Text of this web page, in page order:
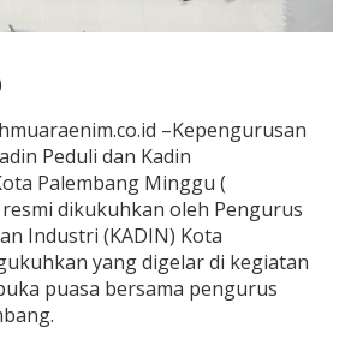
–Kepengurusan
Peduli dan Kadin
Palembang Minggu (
dikukuhkan oleh Pengurus
Industri (KADIN) Kota
yang digelar di kegiatan
puasa bersama pengurus